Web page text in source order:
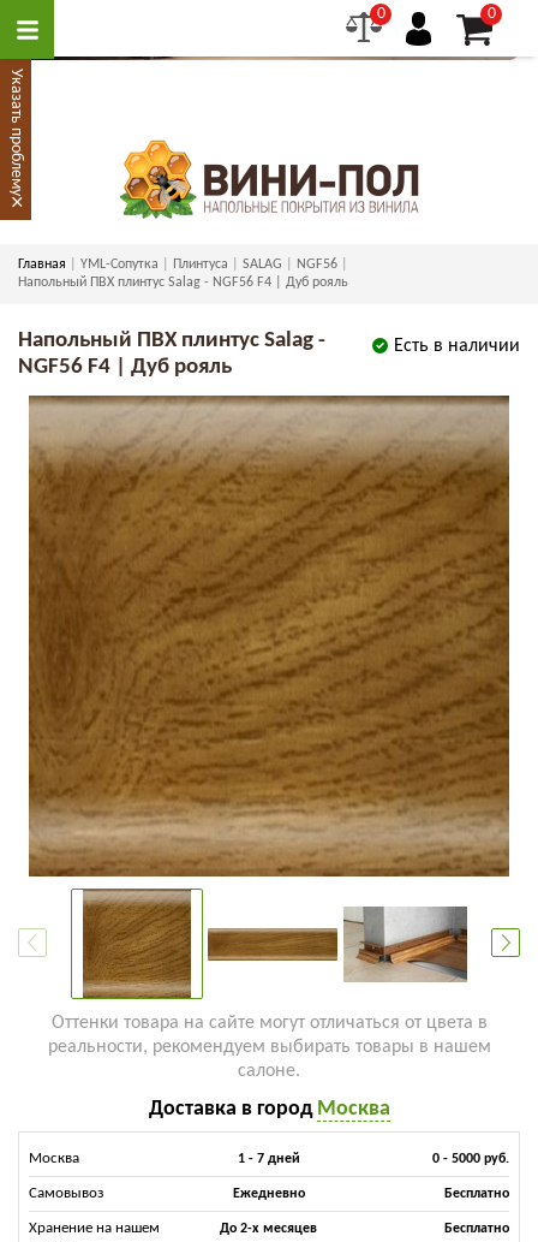
0 0
Главная YML-Сопутка Плинтуса SALAG
NGF56
Напольный ПВХ плинтус Salag - NGF56 F4 | Дуб рояль
Есть в наличии
Напольный ПВХ плинтус Salag -
NGF56 F4 | Дуб рояль
Оттенки товара на сайте могут отличаться от цвета в
реальности, рекомендуем выбирать товары в нашем
салоне.
Доставка в город Москва
Москва 1 - 7 дней 0 - 5000 руб.
Самовывоз Ежедневно Бесплатно
Хранение на нашем
До 2-х месяцев Бесплатно
Указать проблему
×